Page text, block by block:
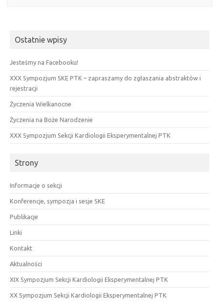
Ostatnie wpisy
Jesteśmy na Facebooku!
XXX Sympozjum SKE PTK – zapraszamy do zgłaszania abstraktów i
rejestracji
Życzenia Wielkanocne
Życzenia na Boże Narodzenie
XXX Sympozjum Sekcji Kardiologii Eksperymentalnej PTK
Strony
Informacje o sekcji
Konferencje, sympozja i sesje SKE
Publikacje
Linki
Kontakt
Aktualności
XIX Sympozjum Sekcji Kardiologii Eksperymentalnej PTK
XX Sympozjum Sekcji Kardiologii Eksperymentalnej PTK